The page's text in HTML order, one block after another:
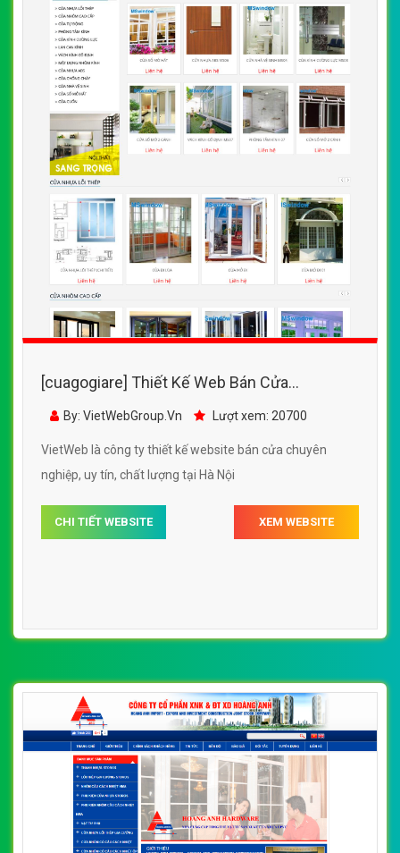
[cuagogiare] Thiết Kế Web Bán Cửa
MsWindows đẹp, chuyên nghiệp chuẩn SEO
By: VietWebGroup.Vn Lượt xem: 20700
VietWeb là công ty thiết kế website bán cửa chuyên
nghiệp, uy tín, chất lượng tại Hà Nội
CHI TIẾT WEBSITE XEM WEBSITE